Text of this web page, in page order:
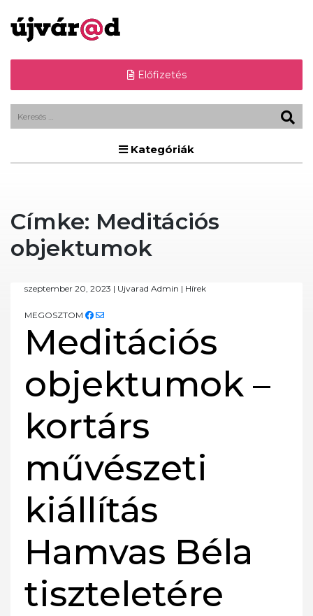
Előfizetés
Kategóriák
Címke: Meditációs
objektumok
szeptember 20, 2023 | Ujvarad Admin | Hírek
MEGOSZTOM
Meditációs
objektumok –
kortárs
művészeti
kiállítás
Hamvas Béla
tiszteletére